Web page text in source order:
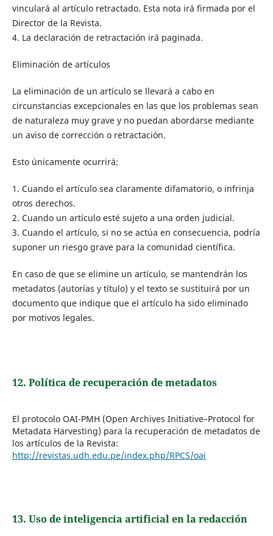
vinculará al artículo retractado. Esta nota irá firmada por el
Director de la Revista.
4. La declaración de retractación irá paginada.
Eliminación de artículos
La eliminación de un artículo se llevará a cabo en
circunstancias excepcionales en las que los problemas sean
de naturaleza muy grave y no puedan abordarse mediante
un aviso de corrección o retractación.
Esto únicamente ocurrirá:
1. Cuando el artículo sea claramente difamatorio, o infrinja
otros derechos.
2. Cuando un artículo esté sujeto a una orden judicial.
3. Cuando el artículo, si no se actúa en consecuencia, podría
suponer un riesgo grave para la comunidad científica.
En caso de que se elimine un artículo, se mantendrán los
metadatos (autorías y título) y el texto se sustituirá por un
documento que indique que el artículo ha sido eliminado
por motivos legales.
12. Política de recuperación de metadatos
El protocolo OAI-PMH (Open Archives Initiative–Protocol for
Metadata Harvesting) para la recuperación de metadatos de
los artículos de la Revista:
http://revistas.udh.edu.pe/index.php/RPCS/oai
13. Uso de inteligencia artificial en la redacción